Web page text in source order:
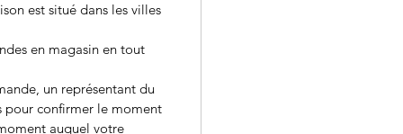
est situé dans les villes
en magasin en tout
un représentant du
pour confirmer le moment
auquel votre